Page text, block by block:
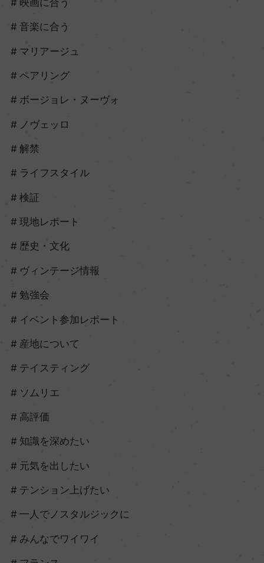
音楽に合う
マリアージュ
ペアリング
ボージョレ・ヌーヴォ
ノヴェッロ
解禁
ライフスタイル
検証
現地レポート
歴史・文化
ヴィンテージ情報
勉強会
イベント参加レポート
産地について
テイスティング
ソムリエ
高評価
知識を深めたい
元気を出したい
テンション上げたい
一人でノスタルジックに
みんなでワイワイ